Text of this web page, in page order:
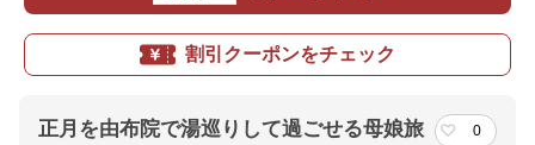
割引クーポンをチェック
正月を由布院で湯巡りして過ごせる母娘旅
0